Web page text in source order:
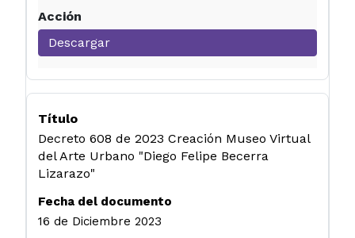
Descargar
Decreto 608 de 2023 Creación Museo Virtual
del Arte Urbano "Diego Felipe Becerra
Lizarazo"
16 de Diciembre 2023